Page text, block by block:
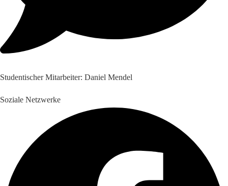
Studentischer Mitarbeiter: Daniel Mendel
Soziale Netzwerke